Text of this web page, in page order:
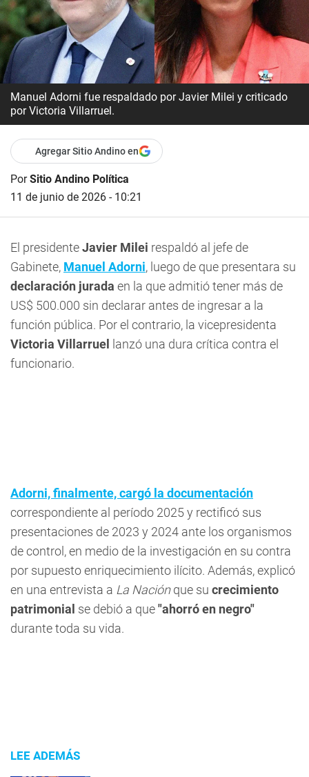
Manuel Adorni fue respaldado por Javier Milei y criticado
por Victoria Villarruel.
Agregar Sitio Andino en
PorSitio Andino Política
11 de junio de 2026 - 10:21
El presidenteJavier Milei respaldó al jefe de
Gabinete, Manuel Adorni, luego de que presentara su
declaración jurada en la que admitió tener más de
US$ 500.000 sin declarar antes de ingresar a la
función pública. Por el contrario, la vicepresidenta
Victoria Villarruel lanzó una dura crítica contra el
funcionario.
Adorni, finalmente, cargó la documentación
correspondiente al período 2025 y rectificó sus
presentaciones de 2023 y 2024 ante los organismos
de control, en medio de la investigación en su contra
por supuesto enriquecimiento ilícito. Además, explicó
en una entrevista a La Naciónque su crecimiento
patrimonial se debió a que"ahorró en negro"
durante toda su vida.
LEE ADEMÁS